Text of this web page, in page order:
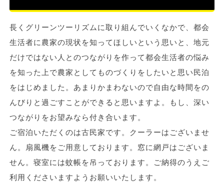
長くグリーンツーリズムに取り組んでいくなかで、都会
生活者に農家の現状を知ってほしいという思いと、地元
だけではない人とのつながりを作って都会生活者の悩み
を知った上で農家としてものづくりをしたいと思い民泊
をはじめました。あまりかまわないので自由な時間をの
んびりと過ごすことができると思いますよ。もし、深い
つながりをお望みなら付き合います。
ご宿泊いただくのは古民家です。クーラーはございませ
ん。扇風機をご用意しております。窓に網戸はございま
せん。寝室には蚊帳を吊っております。ご納得のうえご
利用くださいますようお願いいたします。